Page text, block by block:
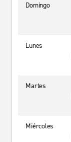
Domingo
Lunes
Martes
Miércoles